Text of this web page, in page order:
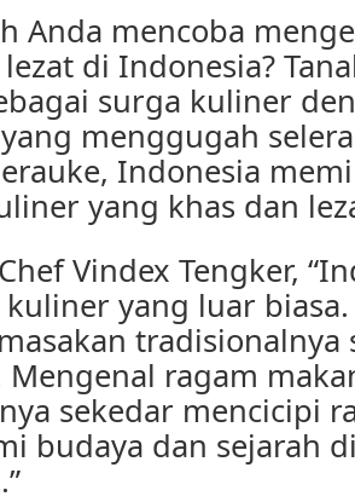
Anda mencoba
di Indonesia?
surga kuliner
menggugah
Indonesia
yang khas dan
Vindex Tengker,
kuliner yang luar
Mengenal ragam
sekedar mencicipi
budaya dan sejarah